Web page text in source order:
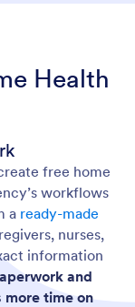
Health
free home
workflows
a ready-made
nurses,
information
and
more time on